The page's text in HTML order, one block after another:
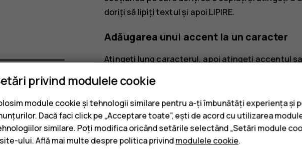
doriți să lipiți textul și apoi LIPIRE.
Adăugarea unui accent la un caracter
Atingeți lung caracterul, apoi atingeți accentul
Ștergerea unui caracter
Atingeți tasta backspace.
Deplasarea cursorului
privind modulele cookie
module cookie și tehnologii similare pentru a-ți îmbunătăți experiența și
Dacă faci click pe „Acceptare toate”, ești de acord cu utilizarea
similare. Poți modifica oricând setările selectând „Setări module
ului. Află mai multe despre politica privindmodulele cookie.